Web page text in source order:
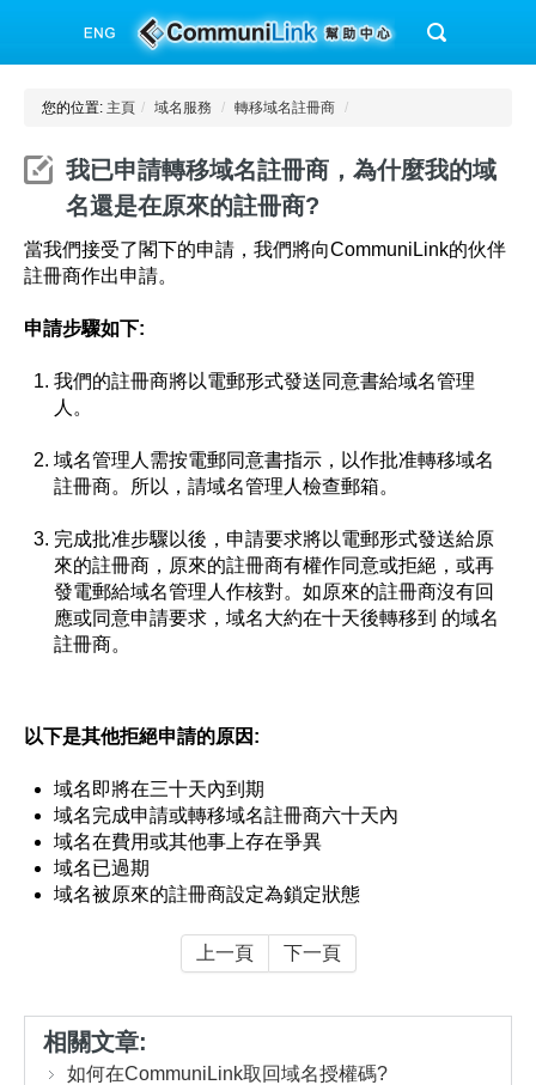
您的位置: 主頁 / 域名服務 / 轉移域名註冊商 /
我已申請轉移域名註冊商，為什麼我的域
名還是在原來的註冊商?
當我們接受了閣下的申請，我們將向CommuniLink的伙伴
註冊商作出申請。
申請步驟如下:
我們的註冊商將以電郵形式發送同意書給域名管理
人。
域名管理人需按電郵同意書指示，以作批准轉移域名
註冊商。所以，請域名管理人檢查郵箱。
完成批准步驟以後，申請要求將以電郵形式發送給原
來的註冊商，原來的註冊商有權作同意或拒絕，或再
發電郵給域名管理人作核對。如原來的註冊商沒有回
應或同意申請要求，域名大約在十天後轉移到 的域名
註冊商。
以下是其他拒絕申請的原因:
域名即將在三十天內到期
域名完成申請或轉移域名註冊商六十天內
域名在費用或其他事上存在爭異
域名已過期
域名被原來的註冊商設定為鎖定狀態
上一頁 下一頁
相關文章:
如何在CommuniLink取回域名授權碼?